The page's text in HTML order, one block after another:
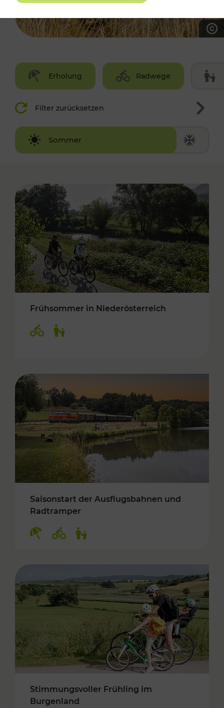
Erholung Radwege
Filter zurücksetzen
Sommer
Winter
Frühsommer in Niederösterreich
Saisonstart der Ausflugsbahnen und
Radtramper
Stimmungsvoller Frühling im
Burgenland